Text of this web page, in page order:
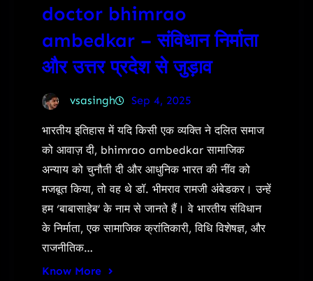
doctor bhimrao
ambedkar – संविधान निर्माता
और उत्तर प्रदेश से जुड़ाव
vsasingh Sep 4, 2025
भारतीय इतिहास में यदि किसी एक व्यक्ति ने दलित समाज
को आवाज़ दी, bhimrao ambedkar सामाजिक
अन्याय को चुनौती दी और आधुनिक भारत की नींव को
मजबूत किया, तो वह थे डॉ. भीमराव रामजी अंबेडकर। उन्हें
हम ‘बाबासाहेब’ के नाम से जानते हैं। वे भारतीय संविधान
के निर्माता, एक सामाजिक क्रांतिकारी, विधि विशेषज्ञ, और
राजनीतिक…
Know More